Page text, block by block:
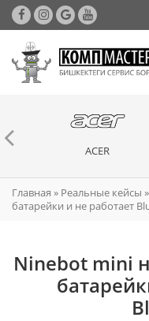
ACER
Главная » Реальные кейсы »
батарейки и не работает
Ninebot mini